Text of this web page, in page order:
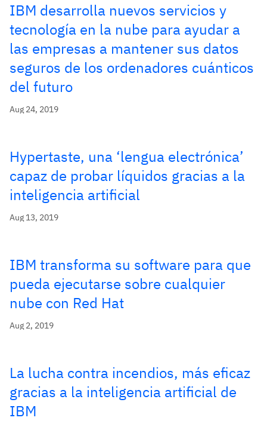
IBM desarrolla nuevos servicios y
tecnología en la nube para ayudar a
las empresas a mantener sus datos
seguros de los ordenadores cuánticos
del futuro
Aug 24, 2019
Hypertaste, una ‘lengua electrónica’
capaz de probar líquidos gracias a la
inteligencia artificial
Aug 13, 2019
IBM transforma su software para que
pueda ejecutarse sobre cualquier
nube con Red Hat
Aug 2, 2019
La lucha contra incendios, más eficaz
gracias a la inteligencia artificial de
IBM